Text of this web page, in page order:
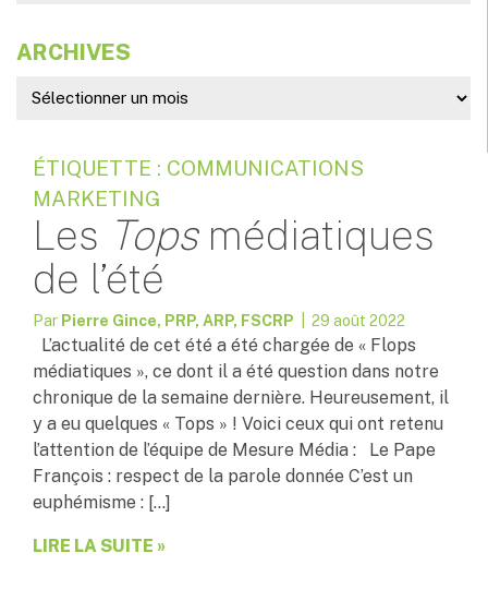
ARCHIVES
ÉTIQUETTE : COMMUNICATIONS
MARKETING
Les Topsmédiatiques
de l’été
Par Pierre Gince, PRP, ARP, FSCRP | 29 août 2022
L’actualité de cet été a été chargée de « Flops
médiatiques », ce dont il a été question dans notre
chronique de la semaine dernière. Heureusement, il
y a eu quelques « Tops » ! Voici ceux qui ont retenu
l’attention de l’équipe de Mesure Média : Le Pape
François : respect de la parole donnée C’est un
euphémisme : […]
LIRE LA SUITE »